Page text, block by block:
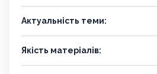
Актуальність теми:
Якість матеріалів: